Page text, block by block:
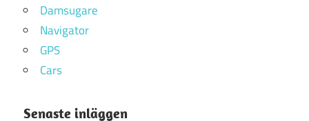
Damsugare
Navigator
GPS
Cars
Senaste inläggen